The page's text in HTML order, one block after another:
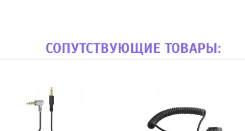
СОПУТСТВУЮЩИЕ ТОВАРЫ: